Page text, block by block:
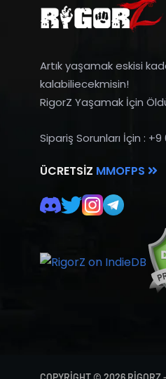
Artık yaşamak eskisi
kalabiliecekmisin!
RigorZ Yaşamak İçin
Sipariş Sorunları İçin :
ÜCRETSIZ MMOFPS